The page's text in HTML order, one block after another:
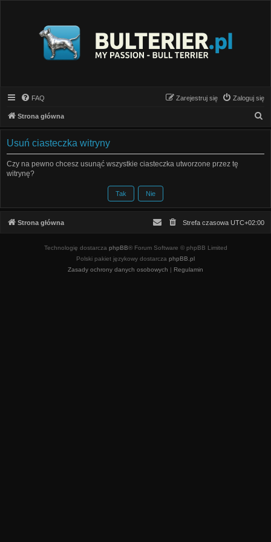
FAQ Zaloguj się
Zarejestruj się
Strona główna
z
Usuń ciasteczka witryny
Czy na pewno chcesz usunąć wszystkie ciasteczka utworzone przez tę
witrynę?
Strona główna Strefa czasowa UTC+02:00
Technologię dostarcza phpBB® Forum Software © phpBB Limited
Polski pakiet językowy dostarcza phpBB.pl
Zasady ochrony danych osobowych | Regulamin